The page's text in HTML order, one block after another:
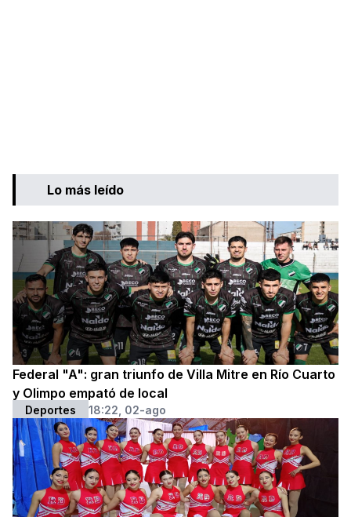
Lo más leído
Federal "A": gran triunfo de Villa Mitre en Río Cuarto
y Olimpo empató de local
Deportes 18:22, 02-ago